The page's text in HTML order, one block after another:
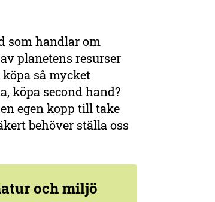
som handlar om
planetens resurser
så mycket
köpa second hand?
egen kopp till take
behöver ställa oss
och miljö